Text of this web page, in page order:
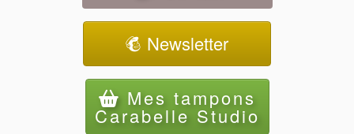
Newsletter
Mes tampons
Carabelle Studio